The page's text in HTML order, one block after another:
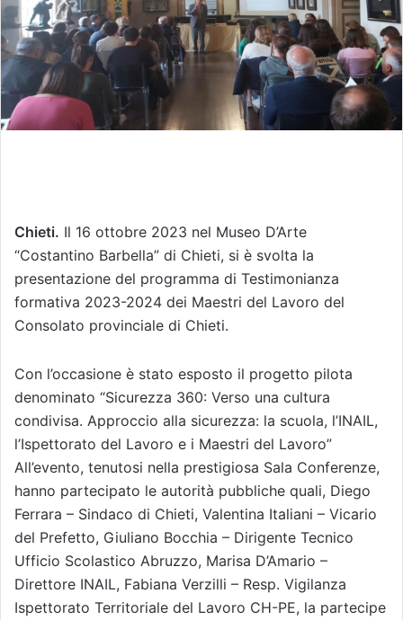
l
Chieti. Il 16 ottobre 2023 nel Museo D’Arte
“Costantino Barbella” di Chieti, si è svolta la
presentazione del programma di Testimonianza
formativa 2023-2024 dei Maestri del Lavoro del
Consolato provinciale di Chieti.
Con l’occasione è stato esposto il progetto pilota
denominato “Sicurezza 360: Verso una cultura
condivisa. Approccio alla sicurezza: la scuola, l’INAIL,
l’Ispettorato del Lavoro e i Maestri del Lavoro”
All’evento, tenutosi nella prestigiosa Sala Conferenze,
hanno partecipato le autorità pubbliche quali, Diego
Ferrara – Sindaco di Chieti, Valentina Italiani – Vicario
del Prefetto, Giuliano Bocchia – Dirigente Tecnico
Ufficio Scolastico Abruzzo, Marisa D’Amario –
Direttore INAIL, Fabiana Verzilli – Resp. Vigilanza
Ispettorato Territoriale del Lavoro CH-PE, la partecipe